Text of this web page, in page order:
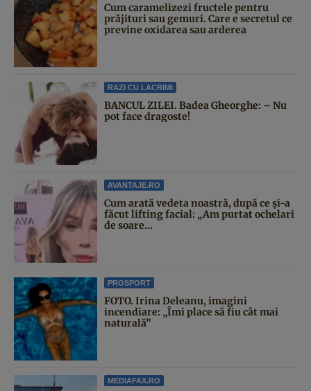
Cum caramelizezi fructele pentru
prăjituri sau gemuri. Care e secretul ce
previne oxidarea sau arderea
RAZI CU LACRIMI
BANCUL ZILEI. Badea Gheorghe: – Nu
pot face dragoste!
AVANTAJE.RO
Cum arată vedeta noastră, după ce și-a
făcut lifting facial: „Am purtat ochelari
de soare...
PROSPORT
FOTO. Irina Deleanu, imagini
incendiare: „Îmi place să fiu cât mai
naturală”
MEDIAFAX.RO